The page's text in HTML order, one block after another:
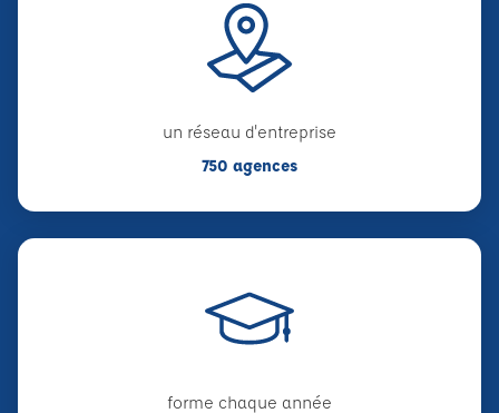
un réseau d'entreprise
750 agences
forme chaque année